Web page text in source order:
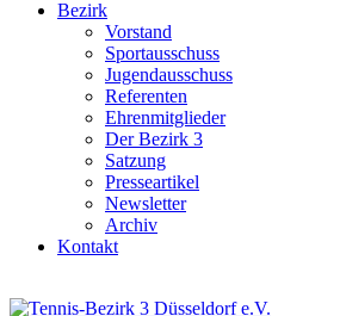
Bezirk
Vorstand
Sportausschuss
Jugendausschuss
Referenten
Ehrenmitglieder
Der Bezirk 3
Satzung
Presseartikel
Newsletter
Archiv
Kontakt